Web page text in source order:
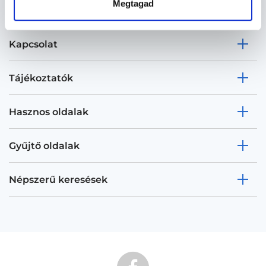
Megtagad
Kapcsolat
Tájékoztatók
Hasznos oldalak
Gyűjtő oldalak
Népszerű keresések